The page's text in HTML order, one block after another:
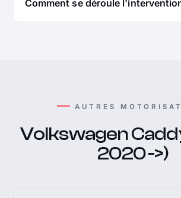
Comment se déroule
AUTRES
Volkswagen
2020 ->)